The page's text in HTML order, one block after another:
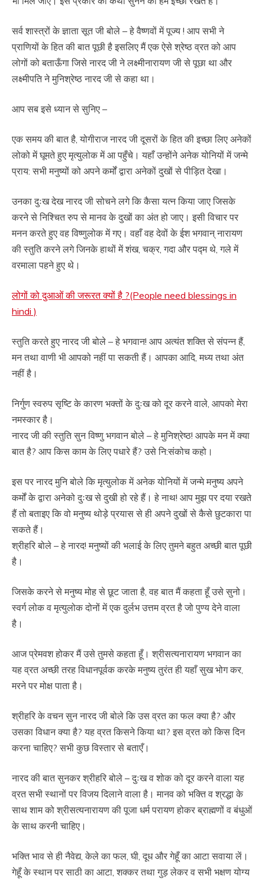
सर्व शास्त्रों के ज्ञाता सूत जी बोले – हे वैष्णवों में पूज्य ! आप सभी ने
प्राणियों के हित की बात पूछी है इसलिए मैं एक ऐसे श्रेष्ठ व्रत को आप
लोगों को बताऊँगा जिसे नारद जी ने लक्ष्मीनारायण जी से पूछा था और
लक्ष्मीपति ने मुनिश्रेष्ठ नारद जी से कहा था।
आप सब इसे ध्यान से सुनिए –
एक समय की बात है, योगीराज नारद जी दूसरों के हित की इच्छा लिए अनेकों
लोको में घूमते हुए मृत्युलोक में आ पहुँचे। यहाँ उन्होंने अनेक योनियों में जन्मे
प्राय: सभी मनुष्यों को अपने कर्मों द्वारा अनेकों दुखों से पीड़ित देखा।
उनका दुःख देख नारद जी सोचने लगे कि कैसा यत्न किया जाए जिसके
करने से निश्चित रुप से मानव के दुखों का अंत हो जाए। इसी विचार पर
मनन करते हुए वह विष्णुलोक में गए। वहाँ वह देवों के ईश भगवान् नारायण
की स्तुति करने लगे जिनके हाथों में शंख, चक्र, गदा और पद्म थे, गले में
वरमाला पहने हुए थे।
लोगों को दुआओं की जरूरत क्यों है ?(People need blessings in
hindi )
स्तुति करते हुए नारद जी बोले – हे भगवान! आप अत्यंत शक्ति से संपन्न हैं,
मन तथा वाणी भी आपको नहीं पा सकती हैं। आपका आदि, मध्य तथा अंत
नहीं है।
निर्गुण स्वरुप सृष्टि के कारण भक्तों के दुःख को दूर करने वाले, आपको मेरा
नमस्कार है।
नारद जी की स्तुति सुन विष्णु भगवान बोले – हे मुनिश्रेष्ठ! आपके मन में क्या
बात है? आप किस काम के लिए पधारे हैं? उसे नि:संकोच कहो।
इस पर नारद मुनि बोले कि मृत्युलोक में अनेक योनियों में जन्मे मनुष्य अपने
कर्मों के द्वारा अनेको दुःख से दुखी हो रहे हैं। हे नाथ! आप मुझ पर दया रखते
हैं तो बताइए कि वो मनुष्य थोड़े प्रयास से ही अपने दुखों से कैसे छुटकारा पा
सकते हैं।
श्रीहरि बोले – हे नारद! मनुष्यों की भलाई के लिए तुमने बहुत अच्छी बात पूछी
है।
जिसके करने से मनुष्य मोह से छूट जाता है, वह बात मैं कहता हूँ उसे सुनो।
स्वर्ग लोक व मृत्युलोक दोनों में एक दुर्लभ उत्तम व्रत है जो पुण्य देने वाला
है।
आज प्रेमवश होकर मैं उसे तुमसे कहता हूँ। श्रीसत्यनारायण भगवान का
यह व्रत अच्छी तरह विधानपूर्वक करके मनुष्य तुरंत ही यहाँ सुख भोग कर,
मरने पर मोक्ष पाता है।
श्रीहरि के वचन सुन नारद जी बोले कि उस व्रत का फल क्या है? और
उसका विधान क्या है? यह व्रत किसने किया था? इस व्रत को किस दिन
करना चाहिए? सभी कुछ विस्तार से बताएँ।
नारद की बात सुनकर श्रीहरि बोले – दुःख व शोक को दूर करने वाला यह
व्रत सभी स्थानों पर विजय दिलाने वाला है। मानव को भक्ति व श्रद्धा के
साथ शाम को श्रीसत्यनारायण की पूजा धर्म परायण होकर ब्राह्मणों व बंधुओं
के साथ करनी चाहिए।
भक्ति भाव से ही नैवेद्य, केले का फल, घी, दूध और गेहूँ का आटा सवाया लें।
गेहूँ के स्थान पर साठी का आटा, शक्कर तथा गुड़ लेकर व सभी भक्षण योग्य